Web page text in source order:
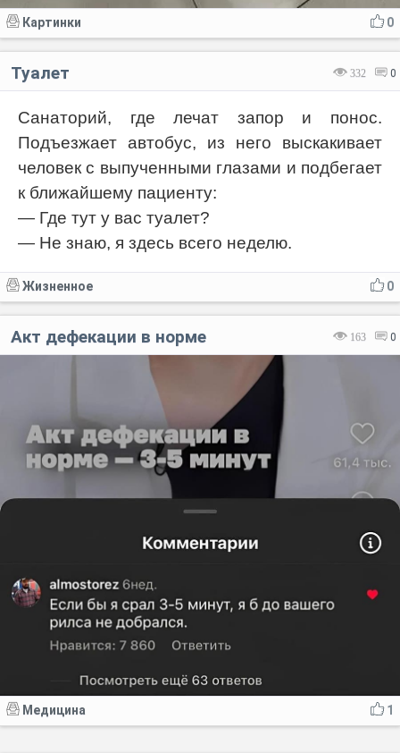
0
Картинки
332 0
Туалет
Санаторий, где лечат запор и понос.
Подъезжает автобус, из него выскакивает
человек с выпученными глазами и подбегает
к ближайшему пациенту:
— Где тут у вас туалет?
— Не знаю, я здесь всего неделю.
0
Жизненное
163 0
Акт дефекации в норме
1
Медицина